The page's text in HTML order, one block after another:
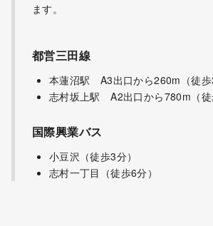
ます。
都営三田線
本蓮沼駅 A3出口から260m（徒歩
志村坂上駅 A2出口から780m（徒
国際興業バス
小豆沢（徒歩3分）
志村一丁目（徒歩6分）